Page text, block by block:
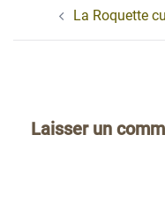
d’articleLa Roquette
Laisser un